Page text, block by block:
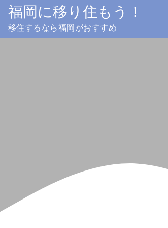
Skip
content
福岡に移り住もう！
移住するなら福岡がおすすめ